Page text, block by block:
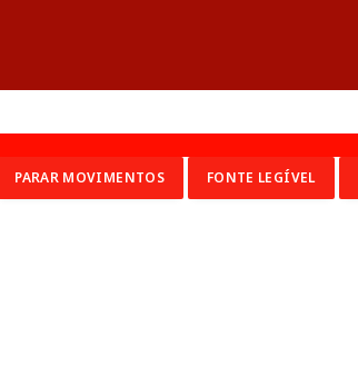
PARAR MOVIMENTOS FONTE LEGÍVEL